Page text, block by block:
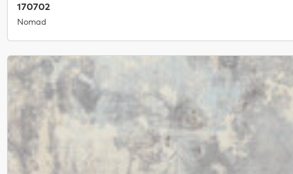
170702
Nomad